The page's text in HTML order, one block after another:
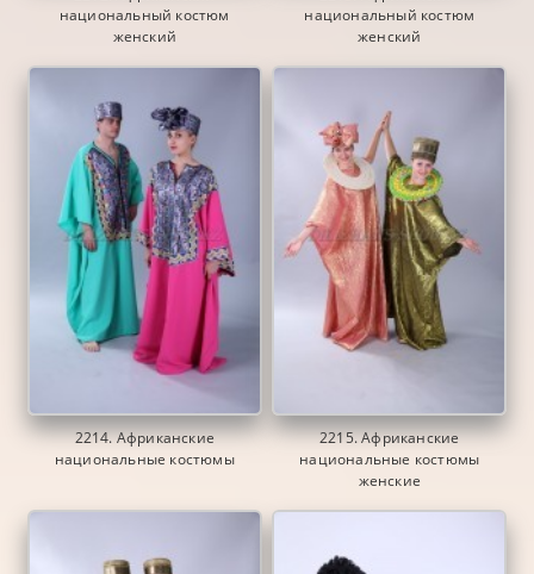
национальный костюм
женский
национальный костюм
женский
2214. Африканские
национальные костюмы
2215. Африканские
национальные костюмы
женские